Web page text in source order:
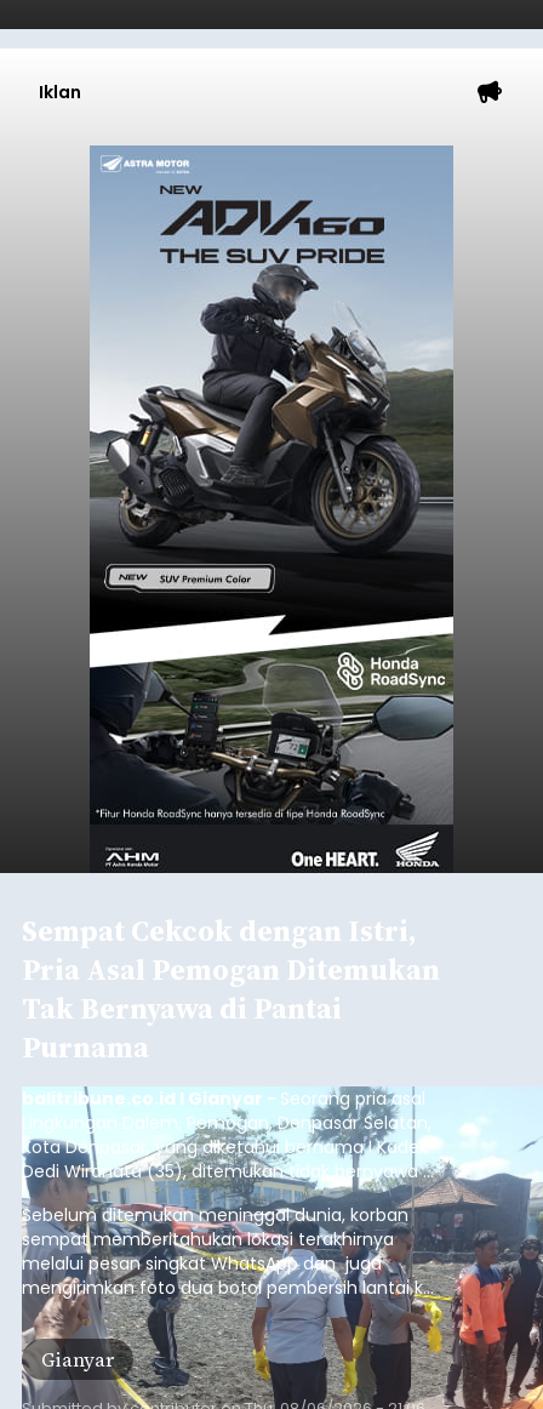
Iklan
Sempat Cekcok dengan Istri,
Pria Asal Pemogan Ditemukan
Tak Bernyawa di Pantai
Purnama
balitribune.co.id I Gianyar - Seorang pria asal
Lingkungan Dalem, Pemogan, Denpasar Selatan,
Kota Denpasar, yang diketahui bernama I Kadek
Dedi Wiranata (35), ditemukan tidak bernyawa di
pesisir Pantai Purnama, Sukawati.
Sebelum ditemukan meninggal dunia, korban
sempat memberitahukan lokasi terakhirnya
melalui pesan singkat WhatsApp dan juga
mengirimkan foto dua botol pembersih lantai ke
istrinya.
Gianyar